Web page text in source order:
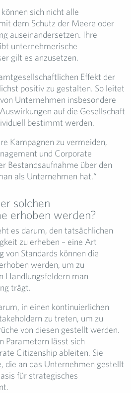
sich nicht alle
dem Schutz der Meere oder
auseinandersetzen. Ihre
unternehmerische
gilt es anzusetzen.
Effekt der
positiv zu gestalten. So leitet
Unternehmen insbesondere
auf die Gesellschaft
bestimmt werden.
Kampagnen zu vermeiden,
und Corporate
Bestandsaufnahme über den
als Unternehmen hat.“
solchen
erhoben werden?
es darum, den tatsächlichen
zu erheben – eine Art
von Standards können die
werden, um zu
Handlungsfeldern man
trägt.
in einen kontinuierlichen
zu treten, um zu
von diesen gestellt werden.
Parametern lässt sich
Citizenship ableiten. Sie
die an das Unternehmen gestellt
für strategisches